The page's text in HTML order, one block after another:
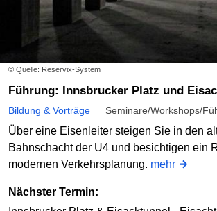
© Quelle: Reservix-System
Führung: Innsbrucker Platz und
Bildung & Vorträge Seminare/Workshops/
Über eine Eisenleiter steigen Sie in den
Bahnschacht der U4 und besichtigen ein
modernen Verkehrsplanung. mehr
Nächster Termin: